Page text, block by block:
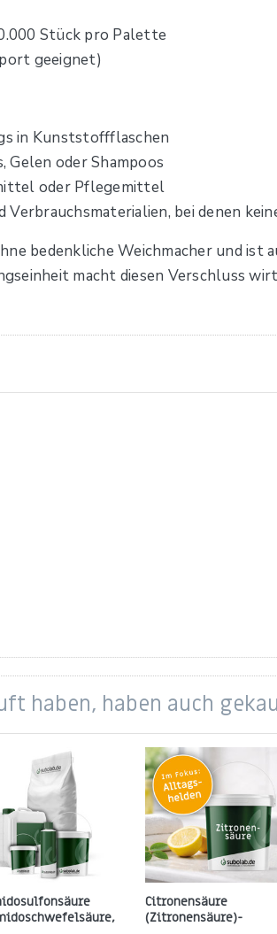
Stück pro Palette
geeignet)
in Kunststoffflaschen
Gelen oder Shampoos
oder Pflegemittel
bei denen
bedenkliche Weichmacher und ist
macht diesen Verschluss
haben, haben auch
Citronensäure
(Zitronensäure)-